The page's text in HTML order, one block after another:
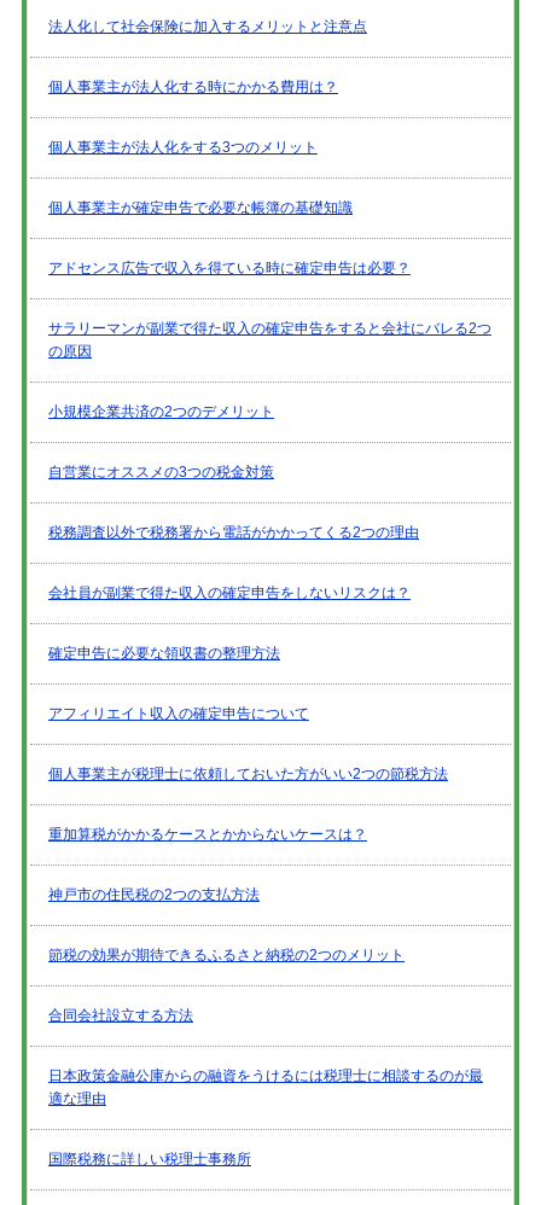
法人化して社会保険に加入するメリットと注意点
個人事業主が法人化する時にかかる費用は？
個人事業主が法人化をする3つのメリット
個人事業主が確定申告で必要な帳簿の基礎知識
アドセンス広告で収入を得ている時に確定申告は必要？
サラリーマンが副業で得た収入の確定申告をすると会社にバレる2つ
の原因
小規模企業共済の2つのデメリット
自営業にオススメの3つの税金対策
税務調査以外で税務署から電話がかかってくる2つの理由
会社員が副業で得た収入の確定申告をしないリスクは？
確定申告に必要な領収書の整理方法
アフィリエイト収入の確定申告について
個人事業主が税理士に依頼しておいた方がいい2つの節税方法
重加算税がかかるケースとかからないケースは？
神戸市の住民税の2つの支払方法
節税の効果が期待できるふるさと納税の2つのメリット
合同会社設立する方法
日本政策金融公庫からの融資をうけるには税理士に相談するのが最
適な理由
国際税務に詳しい税理士事務所